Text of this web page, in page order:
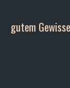
gutem